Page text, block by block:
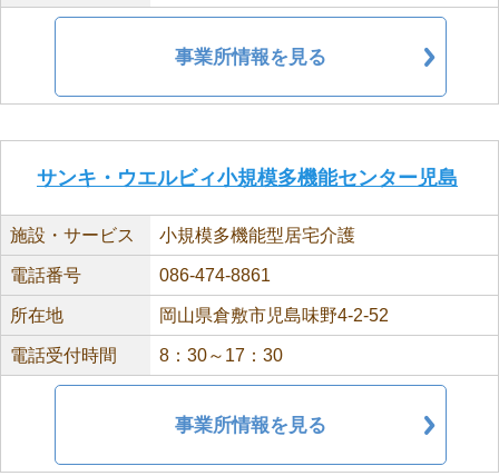
事業所情報を見る
サンキ・ウエルビィ小規模多機能センター児島
施設・サービス 小規模多機能型居宅介護
電話番号 086-474-8861
所在地 岡山県倉敷市児島味野4-2-52
電話受付時間 8：30～17：30
事業所情報を見る